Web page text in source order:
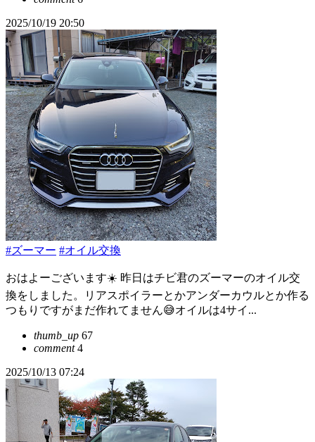
2025/10/19 20:50
#ズーマー #オイル交換
おはよーございます☀️ 昨日はチビ君のズーマーのオイル交
換をしました。リアスポイラーとかアンダーカウルとか作る
つもりですがまだ作れてません😅オイルは4サイ...
thumb_up 67
comment4
2025/10/13 07:24